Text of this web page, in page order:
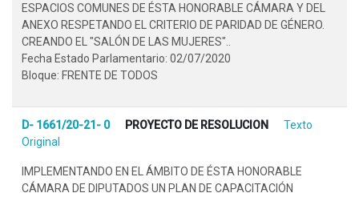
ESPACIOS COMUNES DE ÉSTA HONORABLE CÁMARA Y DEL
ANEXO RESPETANDO EL CRITERIO DE PARIDAD DE GÉNERO.
CREANDO EL "SALÓN DE LAS MUJERES"..
Fecha Estado Parlamentario: 02/07/2020
Bloque: FRENTE DE TODOS
D- 1661/20-21- 0 PROYECTO DE RESOLUCION
Texto
Original
IMPLEMENTANDO EN EL ÁMBITO DE ÉSTA HONORABLE
CÁMARA DE DIPUTADOS UN PLAN DE CAPACITACIÓN